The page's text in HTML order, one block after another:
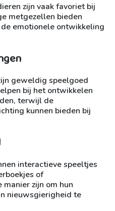
zijn vaak favoriet bij
metgezellen bieden
emotionele ontwikkeling
geweldig speelgoed
bij het ontwikkelen
terwijl de
kunnen bieden bij
interactieve speeltjes
of
zijn om hun
nieuwsgierigheid te